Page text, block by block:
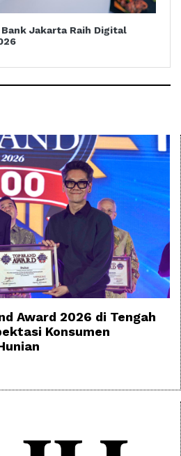
Jakarta Raih Digital
Award 2026 di Tengah
Konsumen